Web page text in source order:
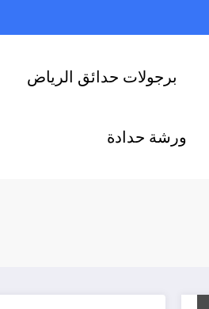
برجولات حدائق الرياض
ورشة حدادة